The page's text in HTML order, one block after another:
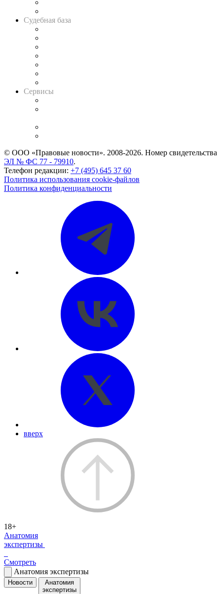
Судебная база
Сервисы
© ООО «Правовые новости». 2008-2026. Номер свидетельства
ЭЛ № ФС 77 - 79910.
Телефон редакции: +7 (495) 645 37 60
Политика использования cookie-файлов
Политика конфиденциальности
вверх
18+
Анатомия
экспертизы
Смотреть
Анатомия экспертизы
Новости
Анатомия
экспертизы